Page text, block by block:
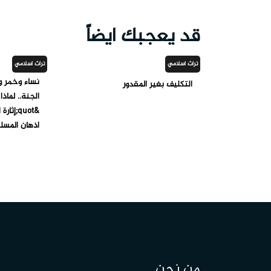
قد يعجبك ايضاً
تراث اسلامي
التكليف بغير المقدور
تراث اسلامي
نساء وخمر
الجنة..
أذهان